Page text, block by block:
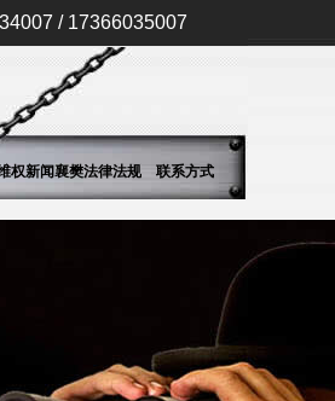
/ 17366035007
权新闻襄樊法律法规 联系方式